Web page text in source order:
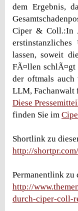
dem Ergebnis,
Ciper & Coll.:In
lassen, soweit
FÃ¤llen schlÃ¤gt
der oftmals
LLM,
Diese
finden Sie im
Shortlink zu
http://
Permanentlink zu
http://
durch-ciper-coll-